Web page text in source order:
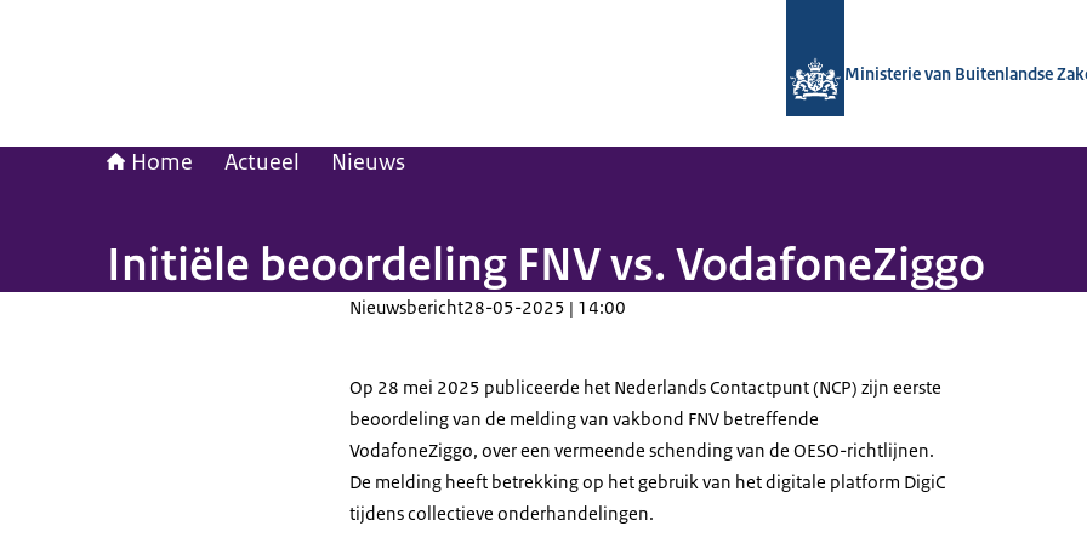
Ministerie van Buitenlandse
Home Actueel Nieuws
Initiële beoordeling FNV vs. VodafoneZiggo
Nieuwsbericht28-05-2025 | 14:00
Op 28 mei 2025 publiceerde het Nederlands Contactpunt (NCP) zijn eerste
beoordeling van de melding van vakbond FNV betreffende
VodafoneZiggo, over een vermeende schending van de OESO-richtlijnen.
De melding heeft betrekking op het gebruik van het digitale platform DigiC
tijdens collectieve onderhandelingen.